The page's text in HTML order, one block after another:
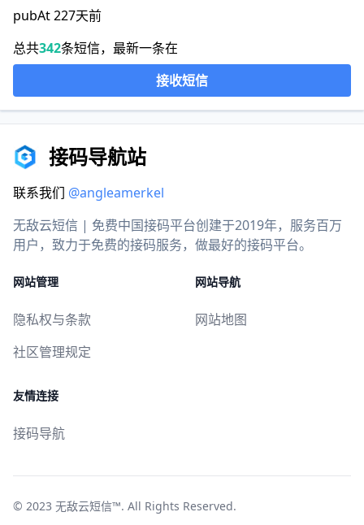
pubAt 227天前
总共342条短信，最新一条在
接收短信
接码导航站
联系我们 @angleamerkel
无敌云短信 | 免费中国接码平台创建于2019年，服务百万
用户，致力于免费的接码服务，做最好的接码平台。
网站管理
隐私权与条款
社区管理规定
网站导航
网站地图
友情连接
接码导航
© 2023 无敌云短信™. All Rights Reserved.